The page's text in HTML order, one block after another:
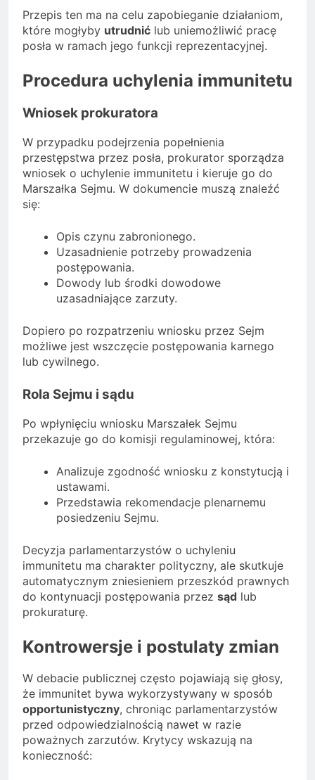
Przepis ten ma na celu zapobieganie działaniom,
które mogłyby utrudnić lub uniemożliwić pracę
posła w ramach jego funkcji reprezentacyjnej.
Procedura uchylenia immunitetu
Wniosek prokuratora
W przypadku podejrzenia popełnienia
przestępstwa przez posła, prokurator sporządza
wniosek o uchylenie immunitetu i kieruje go do
Marszałka Sejmu. W dokumencie muszą znaleźć
się:
Opis czynu zabronionego.
Uzasadnienie potrzeby prowadzenia
postępowania.
Dowody lub środki dowodowe
uzasadniające zarzuty.
Dopiero po rozpatrzeniu wniosku przez Sejm
możliwe jest wszczęcie postępowania karnego
lub cywilnego.
Rola Sejmu i sądu
Po wpłynięciu wniosku Marszałek Sejmu
przekazuje go do komisji regulaminowej, która:
Analizuje zgodność wniosku z konstytucją i
ustawami.
Przedstawia rekomendacje plenarnemu
posiedzeniu Sejmu.
Decyzja parlamentarzystów o uchyleniu
immunitetu ma charakter polityczny, ale skutkuje
automatycznym zniesieniem przeszkód prawnych
do kontynuacji postępowania przez sąd lub
prokuraturę.
Kontrowersje i postulaty zmian
W debacie publicznej często pojawiają się głosy,
że immunitet bywa wykorzystywany w sposób
opportunistyczny, chroniąc parlamentarzystów
przed odpowiedzialnością nawet w razie
poważnych zarzutów. Krytycy wskazują na
konieczność: